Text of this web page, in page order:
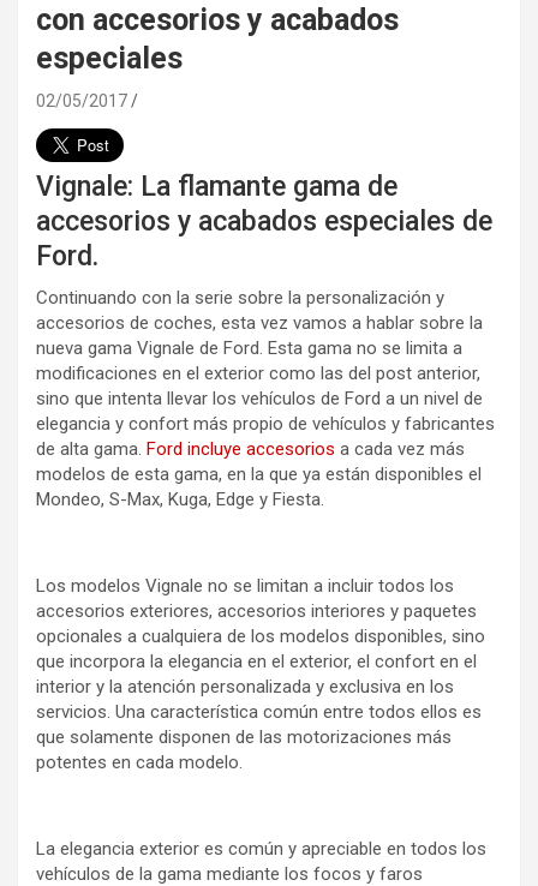
con accesorios y acabados
especiales
02/05/2017
Vignale: La flamante gama de
accesorios y acabados especiales de
Ford.
Continuando con la serie sobre la personalización y
accesorios de coches, esta vez vamos a hablar sobre la
nueva gama Vignale de Ford. Esta gama no se limita a
modificaciones en el exterior como las del post anterior,
sino que intenta llevar los vehículos de Ford a un nivel de
elegancia y confort más propio de vehículos y fabricantes
de alta gama. Ford incluye accesorios a cada vez más
modelos de esta gama, en la que ya están disponibles el
Mondeo, S-Max, Kuga, Edge y Fiesta.
Los modelos Vignale no se limitan a incluir todos los
accesorios exteriores, accesorios interiores y paquetes
opcionales a cualquiera de los modelos disponibles, sino
que incorpora la elegancia en el exterior, el confort en el
interior y la atención personalizada y exclusiva en los
servicios. Una característica común entre todos ellos es
que solamente disponen de las motorizaciones más
potentes en cada modelo.
La elegancia exterior es común y apreciable en todos los
vehículos de la gama mediante los focos y faros